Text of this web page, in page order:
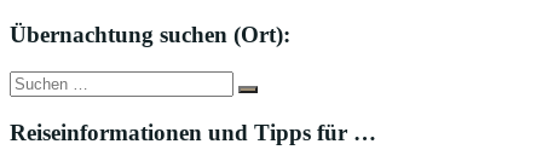
Übernachtung suchen (Ort):
Suche
nach:
Suchen
Reiseinformationen und Tipps für …